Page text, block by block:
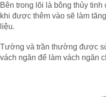
Bên trong lõi là bông thủy
khi được thêm vào sẽ làm
liệu.
Tường và trần thường được
vách ngăn để làm vách ngăn